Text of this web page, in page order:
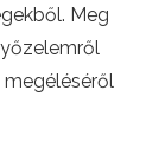
Meg